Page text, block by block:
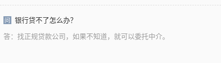
问 银行贷不了怎么办？
答：找正规贷款公司，如果不知道，就可以委托中介。